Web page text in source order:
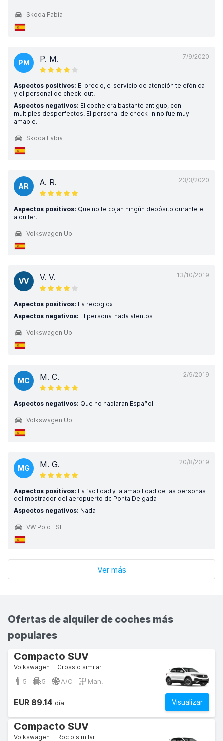
Skoda Fabia
7/9/2020
PM P. M.
Aspectos positivos: El precio, el servicio de atención telefónica
y el personal de check-out.
Aspectos negativos: El coche era bastante antiguo, con
multiples desperfectos. El personal de check-in no fue muy
amable.
Skoda Fabia
23/3/2020
AR A. R.
Aspectos positivos: Que no te cojan ningún depósito durante el
alquiler.
Volkswagen Up
13/10/2019
VV V. V.
Aspectos positivos: La recogida
Aspectos negativos: El personal nada atentos
Volkswagen Up
2/9/2019
MC M. C.
Aspectos negativos: Que no hablaran Español
Volkswagen Up
20/8/2019
MG M. G.
Aspectos positivos: La facilidad y la amabilidad de las personas
del mostrador del aeropuerto de Ponta Delgada
Aspectos negativos: Nada
VW Polo TSI
Ver más
Ofertas de alquiler de coches más
populares
Compacto SUV
Volkswagen T-Cross o similar
5 5 A/C Man.
Visualizar
EUR 89.14 día
Compacto SUV
Volkswagen T-Roc o similar